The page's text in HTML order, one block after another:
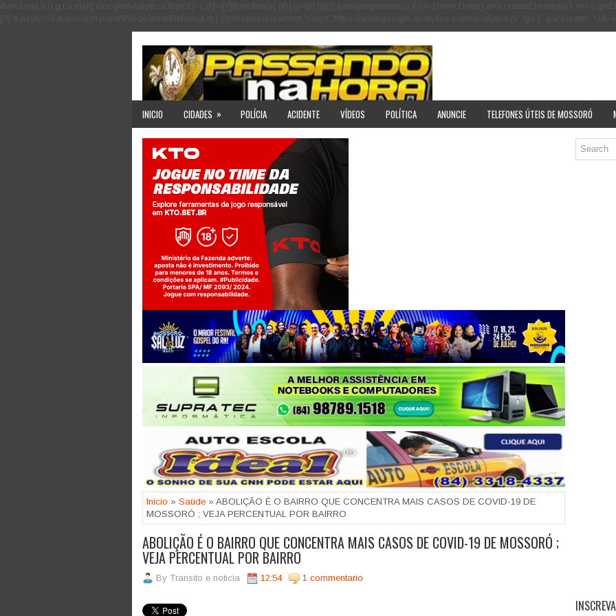
INICIO CIDADES » POLÍCIA ACIDENTE VÍDEOS POLÍTICA ANUNCIE TELEFONES ÚTEIS DE MOSSORÓ
Jogue com responsabilidade. 18+
Inicio » Saúde » ABOLIÇÃO É O BAIRRO QUE CONCENTRA MAIS CASOS DE COVID-19 DE
MOSSORÓ ; VEJA PERCENTUAL POR BAIRRO
ABOLIÇÃO É O BAIRRO QUE CONCENTRA MAIS CASOS DE COVID-19 DE MOSSORÓ ;
VEJA PERCENTUAL POR BAIRRO
By Transito e noticia 12:54 1 commentario